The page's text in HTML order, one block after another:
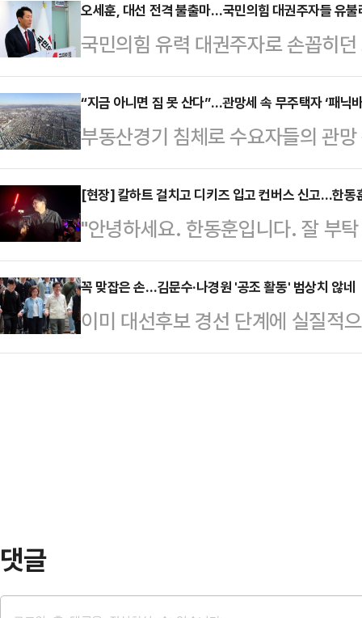
명)이 확실하다는 기류가 형성됐지
질 수 없다는 지적이 나오면서, 김
전의 장으로 활용해야 한다는 조언
민과 정치권 측근들의 말들은 어떨
30%대의 지지율을 기록하며 1강
8∼10일 무선 …
오세훈, 대선 전격 불출마…국민의힘 대권주자들 유불
국민의힘 유력 대권주자로 손꼽히
마를 전격적으로 선언해 당 안팎에
으로 돌입한 국민의힘 안팎에서는
는 주판알 소리가 요란한 형국이다
힘 중앙당사에서 긴급 기자회견을
덕목이지만 멈춰야 할 때는 멈추는
지 않겠다. 비정상의 정상화를 위해
밝혔다.아울러 "탄핵 결정 …
“지금 아니면 집 못 산다”…관망세 속 무주택자 ‘패닉
부동산경기 침체로 수요자들의 관
집 마련 움직임이 속도를 내고 있다
자칫 집값이 상승할 수 있단 우려가
된다.13일 법원 등기정보광장 소유
일 기준 올 1분기 생애 첫 집합건물(
만6091명으로 조사됐다. 이는 1년
4.2% 증가한 수준이다.월 별로 생
에서…
[현장] 칼하트 걸치고 디키즈 입고 컨버스 신고…한동
"안녕하세요. 한동훈입니다. 잘 부
그리고 하얀색 컨버스화를 신은 한
PK(부산·울산·경남) 민심 한복판
자 젊은이들의 핫플레이스인 광안
거리를 걸으며 시민들과 '해피워크'
꼭 맞잡은 손…김문수·나경원 '공조 활동' 범상치 않네
이미 대선후보 경선 단계에 실질적
용노동부 장관과 나경원 의원 간의
댓글